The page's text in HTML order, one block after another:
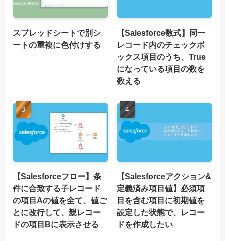
スプレッドシートで別シ
ートの重複に色付けする
【Salesforce数式】同一
レコード内のチェックボ
ックス項目のうち、True
になっている項目の数を
数える
【Salesforceフロー】条
件に合致する子レコード
の項目Aの値を全て、値ご
とに改行して、親レコー
ドの項目Bに表示させる
【Salesforceアクション&
定義済み項目値】必須項
目を含む項目に初期値を
設定した状態で、レコー
ドを作成したい